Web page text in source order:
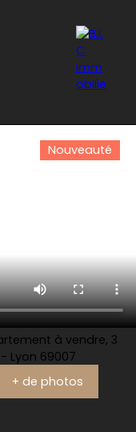
Nouveauté
+ de photos